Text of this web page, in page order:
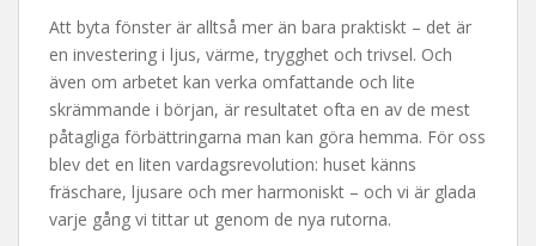
Att byta fönster är alltså mer än bara praktiskt – det är
en investering i ljus, värme, trygghet och trivsel. Och
även om arbetet kan verka omfattande och lite
skrämmande i början, är resultatet ofta en av de mest
påtagliga förbättringarna man kan göra hemma. För oss
blev det en liten vardagsrevolution: huset känns
fräschare, ljusare och mer harmoniskt – och vi är glada
varje gång vi tittar ut genom de nya rutorna.